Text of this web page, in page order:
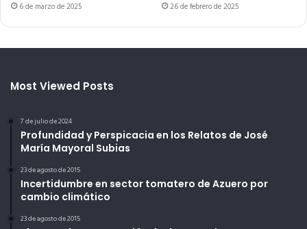
6 de marzo de 2025 26 de febrero de 2025
Most Viewed Posts
7 de julio de 2024
Profundidad y Perspicacia en los Relatos de José
María Mayoral Subias
23 de agosto de 2015
Incertidumbre en sector tomatero de Azuero por
cambio climático
23 de agosto de 2015